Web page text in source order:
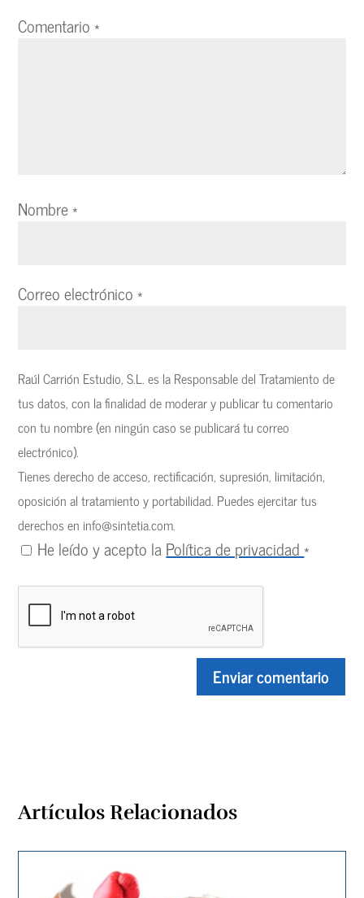
Comentario*
Nombre*
Correo electrónico*
Raúl Carrión Estudio, S.L. es la Responsable del Tratamiento de
tus datos, con la finalidad de moderar y publicar tu comentario
con tu nombre (en ningún caso se publicará tu correo
electrónico).
Tienes derecho de acceso, rectificación, supresión, limitación,
oposición al tratamiento y portabilidad. Puedes ejercitar tus
derechos en info@sintetia.com.
He leído y acepto la Política de privacidad*
Artículos Relacionados